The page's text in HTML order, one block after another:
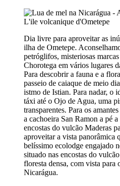
Dia livre para aproveitar as
ilha de Ometepe.
petróglifos, misteriosas
Chorotega em vários lugares
Para descobrir a fauna e a
passeio de caiaque de meio
istmo de Istian. Para nadar, o
táxi até o Ojo de Agua, uma
transparentes. Para os
a cachoeira San Ramon a pé
encostas do vulcão Maderas
aproveitar a vista panorâmica
belíssimo ecolodge engajado
situado nas encostas do
floresta densa, com vista
Nicarágua.